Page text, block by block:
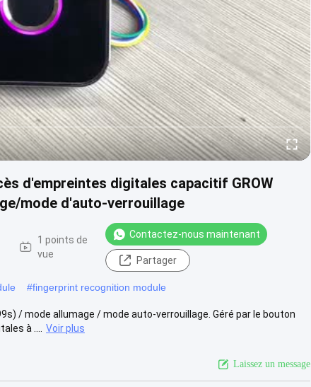
d'empreintes digitales capacitif GROW
mode d'auto-verrouillage
1 points de
vue
Contactez-nous maintenant
Partager
#fingerprint recognition module
/ mode allumage / mode auto-verrouillage. Géré par le bouton
à ....
Voir plus
Laissez un message